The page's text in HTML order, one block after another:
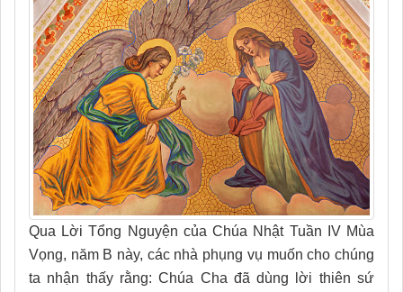
Qua Lời Tổng Nguyện của Chúa Nhật Tuần IV Mùa
Vọng, năm B này, các nhà phụng vụ muốn cho chúng
ta nhận thấy rằng: Chúa Cha đã dùng lời thiên sứ